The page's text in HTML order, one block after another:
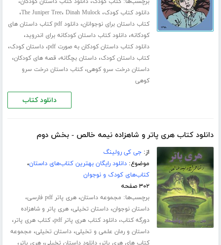
دانلود کتاب کودک، The Juniper Tree، Dinah Mulock ،
کتاب داستان برای نوجوانان،
دانلود pdf کتاب داستان های
کودکانه،دانلود کتاب داستان کودکانه برای اندروید،
دانلود کتاب داستان کودکان به صورت pdf ،داستان کودک،
کتاب داستان کودک،داستان بچگانه، قصه های کودکان،
داستان درخت سرو کوهی،کتاب داستان درخت سرو
کوهی
دانلود کتاب
دانلود کتاب هری پاتر و شاهزاده نیمه خالص - بخش دوم
از:جی کی رولینگ
موضوع:دانلود رایگان بهترین کتاب‌های داستان،
کتاب‌های کودک و نوجوان
۳۰۲ صفحه
برچسب‌ها: مجموعه داستان،هری پاتر pdf فارسی ،
داستان نوجوان،داستان تخیلی،هری پاتر و شاهزاده
دورگه کتاب،دانلود کتاب هری پاتر pdf ،کتاب هری پاتر،
داستان و رمان علمی و تخیلی،داستان تخیلی، مجموعه
کتاب های هری پاتر،دانلود داستان تخیلی،هری پاتر،